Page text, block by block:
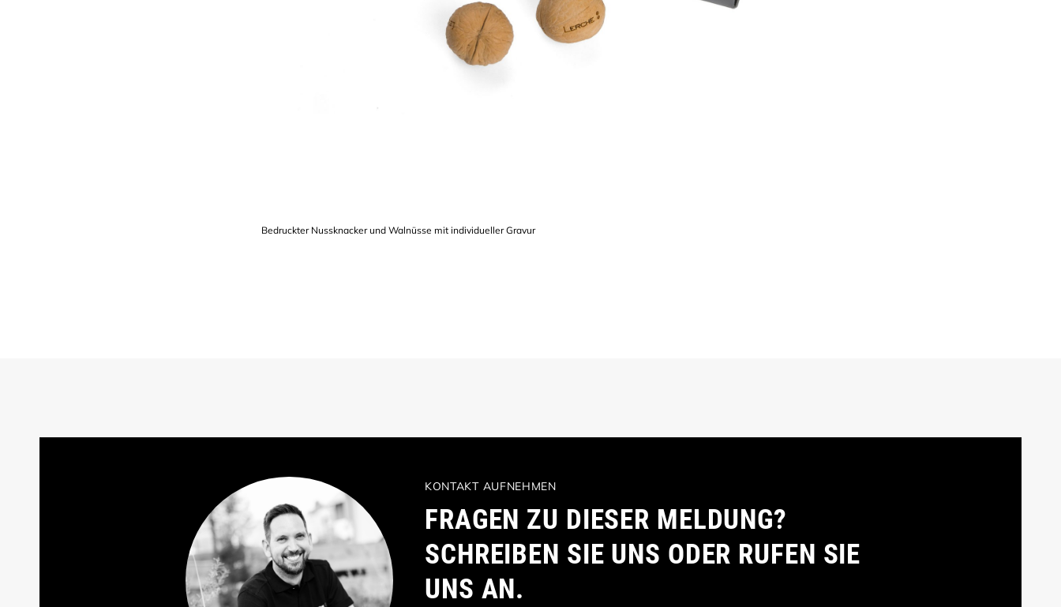
Bedruckter Nussknacker und Walnüsse mit individueller Gravur
KONTAKT AUFNEHMEN
FRAGEN ZU DIESER MELDUNG?
SCHREIBEN SIE UNS ODER RUFEN SIE
UNS AN.